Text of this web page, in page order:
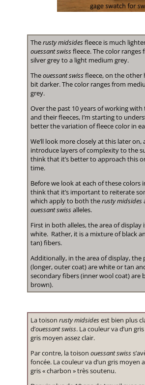
Therusty midsidesfleece is much
ouessant swissfleece. The color ranges
silver grey to a light medium grey.
Theouessant swissfleece, on the other
bit darker. The color ranges from
grey.
Over the past 10 years of working with
and their fleeces, I’m starting to
better the variation of fleece color in
We’ll look more closely at this later on,
introduce layers of complexity to the
think that it’s better to approach this
time.
Before we look at each of these colors
think that it’s important to reiterate
which apply to both therusty midsides
ouessant swissalleles.
First in both alleles, the area of display
white. Rather, it is a mixture of black
tan) fibers.
Additionally, in the area of display, the
(longer, outer coat) are white or tan
secondary fibers (inner wool coat) are
brown).
La toison rusty midsidesest bien plus
d’ouessant swiss. La couleur va d’un
gris moyen assez clair.
Par contre, la toison ouessant swiss
foncée. La couleur va d’un gris moyen
gris « charbon » très soutenu.